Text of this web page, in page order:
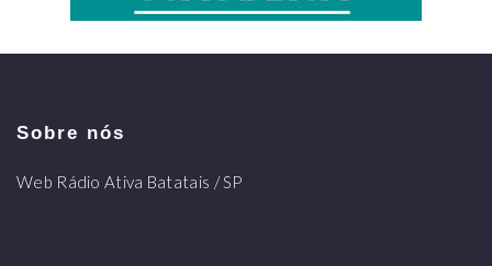
Sobre nós
Web Rádio Ativa Batatais / SP